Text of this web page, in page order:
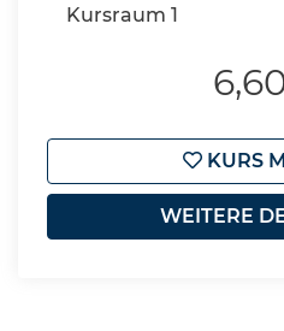
Kursraum 1
KURS
WEITERE